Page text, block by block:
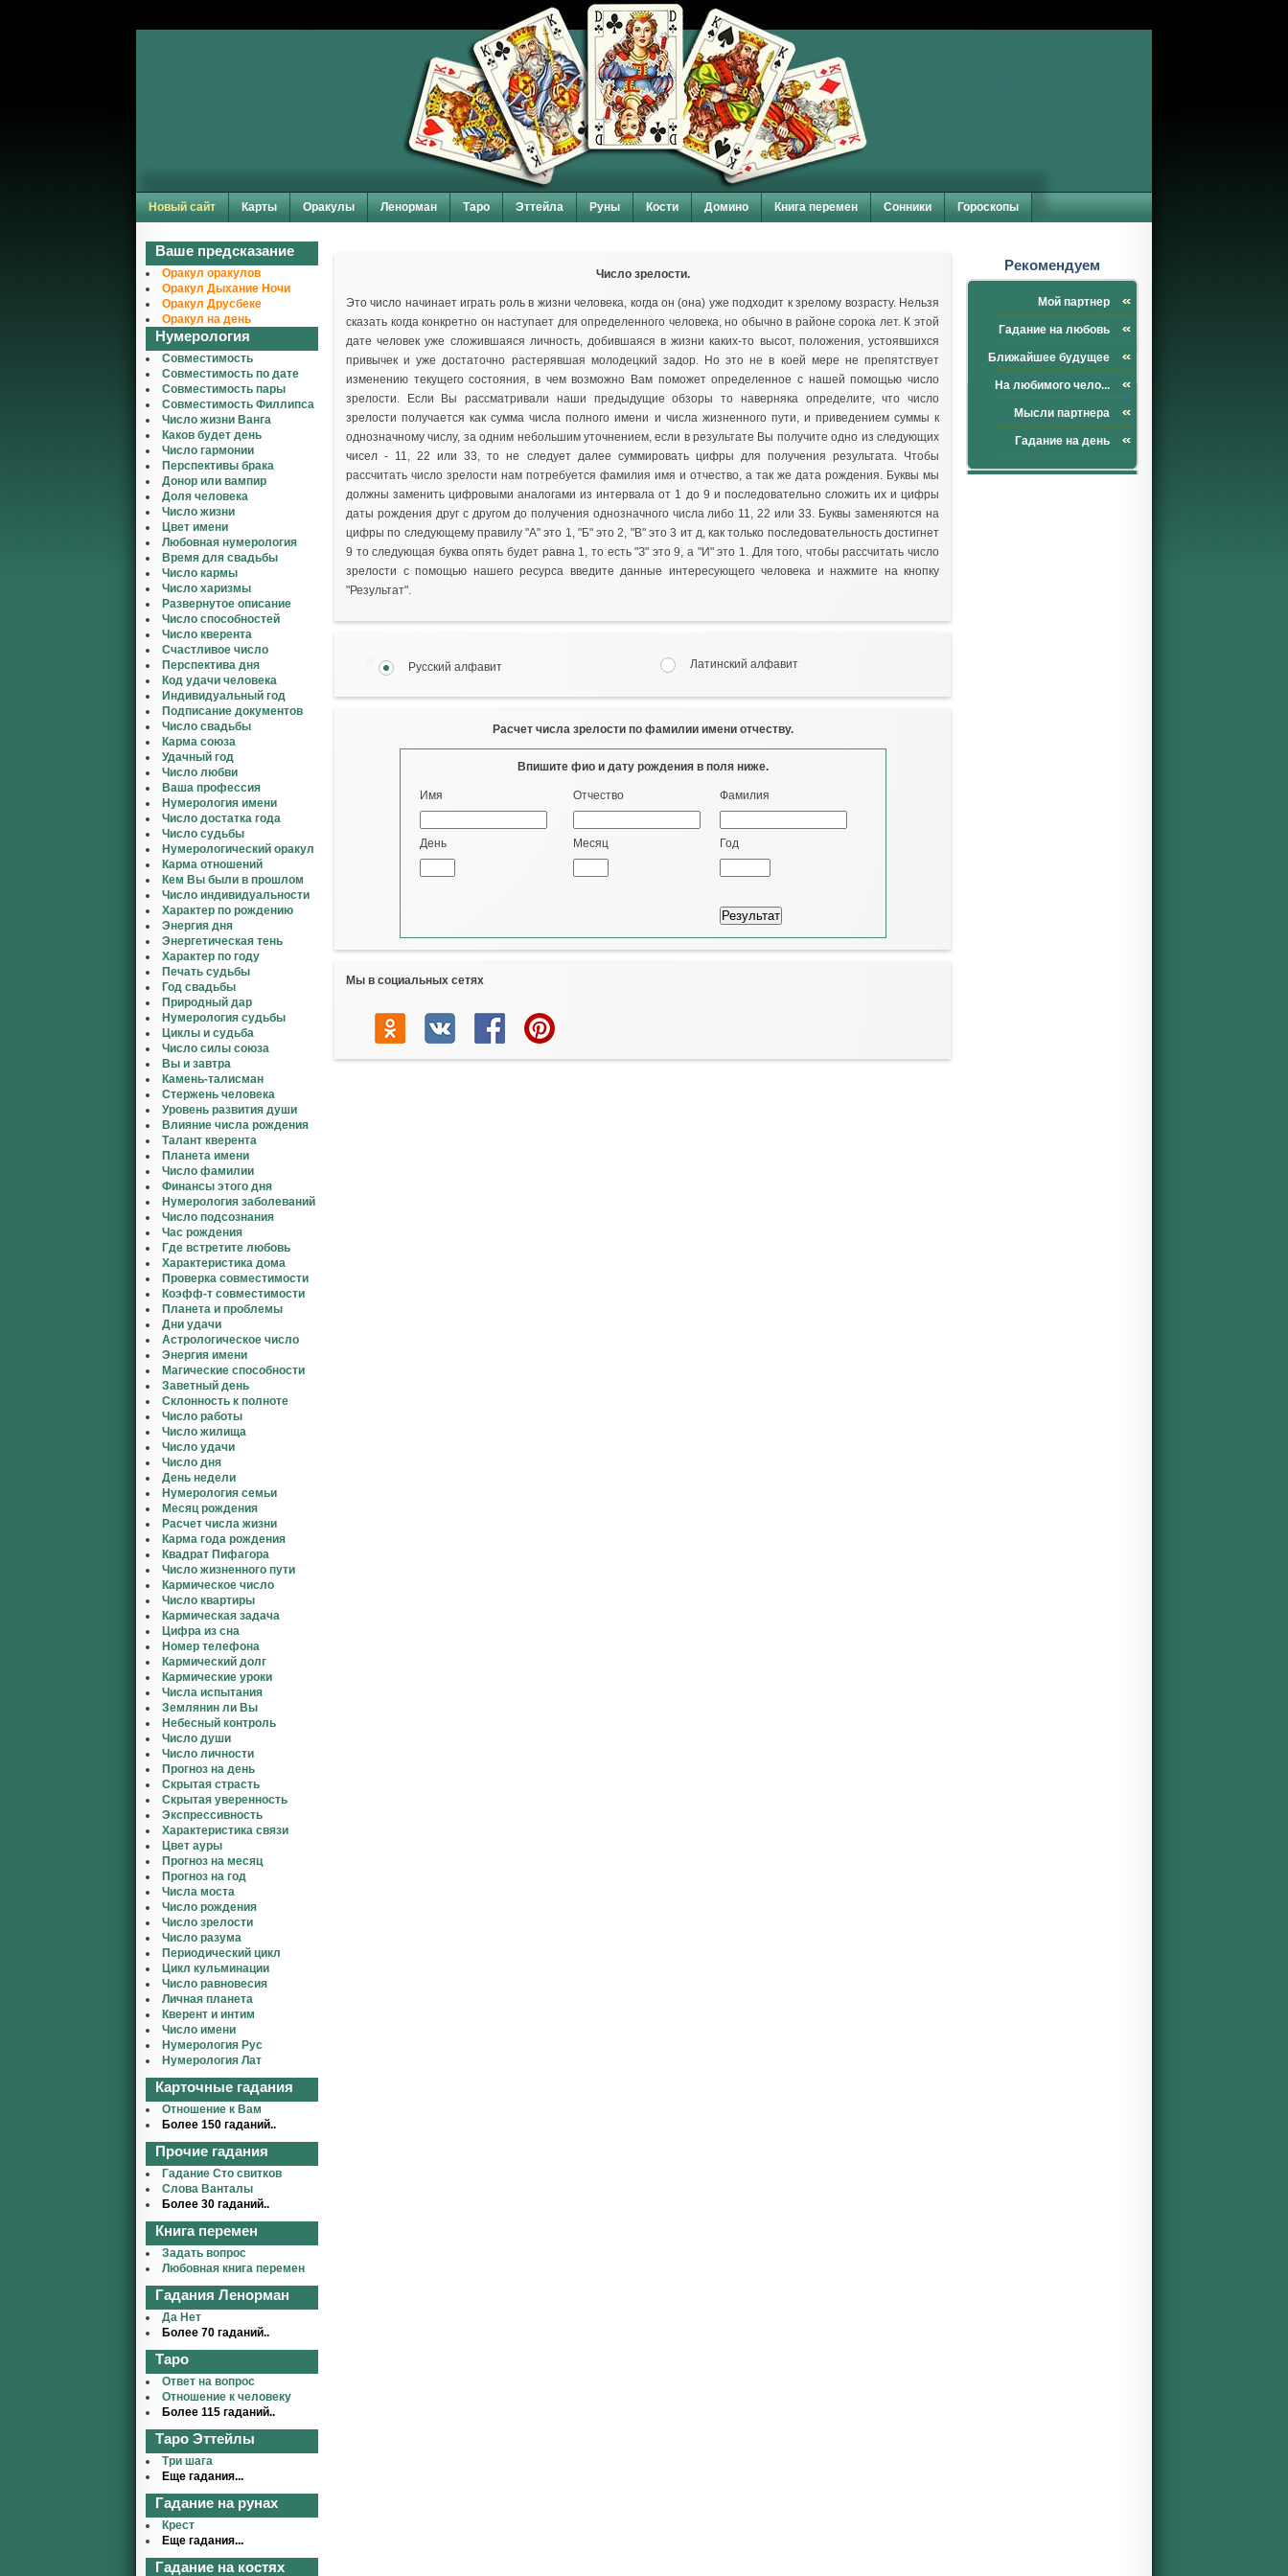
Новый сайт Карты Оракулы Ленорман Таро Эттейла Руны Кости Домино Книга перемен Сонники Гороскопы
Число зрелости.
Это число начинает играть роль в жизни человека, когда он (она) уже подходит к зрелому возрасту. Нельзя
сказать когда конкретно он наступает для определенного человека, но обычно в районе сорока лет. К этой
дате человек уже сложившаяся личность, добившаяся в жизни каких-то высот, положения, устоявшихся
привычек и уже достаточно растерявшая молодецкий задор. Но это не в коей мере не препятствует
изменению текущего состояния, в чем возможно Вам поможет определенное с нашей помощью число
зрелости. Если Вы рассматривали наши предыдущие обзоры то наверняка определите, что число
зрелости получается как сумма числа полного имени и числа жизненного пути, и приведением суммы к
однозначному числу, за одним небольшим уточнением, если в результате Вы получите одно из следующих
чисел - 11, 22 или 33, то не следует далее суммировать цифры для получения результата. Чтобы
рассчитать число зрелости нам потребуется фамилия имя и отчество, а так же дата рождения. Буквы мы
должны заменить цифровыми аналогами из интервала от 1 до 9 и последовательно сложить их и цифры
даты рождения друг с другом до получения однозначного числа либо 11, 22 или 33. Буквы заменяются на
цифры по следующему правилу "А" это 1, "Б" это 2, "В" это 3 ит д, как только последовательность достигнет
9 то следующая буква опять будет равна 1, то есть "З" это 9, а "И" это 1. Для того, чтобы рассчитать число
зрелости с помощью нашего ресурса введите данные интересующего человека и нажмите на кнопку
"Результат".
Русский алфавит Латинский алфавит
Расчет числа зрелости по фамилии имени отчеству.
Впишите фио и дату рождения в поля ниже.
Имя Отчество Фамилия
День Месяц Год
Мы в социальных сетях
Ваше предсказание
Оракул оракулов
Оракул Дыхание Ночи
Оракул Друсбеке
Оракул на день
Нумерология
Совместимость
Совместимость по дате
Совместимость пары
Совместимость Филлипса
Число жизни Ванга
Каков будет день
Число гармонии
Перспективы брака
Донор или вампир
Доля человека
Число жизни
Цвет имени
Любовная нумерология
Время для свадьбы
Число кармы
Число харизмы
Развернутое описание
Число способностей
Число кверента
Счастливое число
Перспектива дня
Код удачи человека
Индивидуальный год
Подписание документов
Число свадьбы
Карма союза
Удачный год
Число любви
Ваша профессия
Нумерология имени
Число достатка года
Число судьбы
Нумерологический оракул
Карма отношений
Кем Вы были в прошлом
Число индивидуальности
Характер по рождению
Энергия дня
Энергетическая тень
Характер по году
Печать судьбы
Год свадьбы
Природный дар
Нумерология судьбы
Циклы и судьба
Число силы союза
Вы и завтра
Камень-талисман
Стержень человека
Уровень развития души
Влияние числа рождения
Талант кверента
Планета имени
Число фамилии
Финансы этого дня
Нумерология заболеваний
Число подсознания
Час рождения
Где встретите любовь
Характеристика дома
Проверка совместимости
Коэфф-т совместимости
Планета и проблемы
Дни удачи
Астрологическое число
Энергия имени
Магические способности
Заветный день
Склонность к полноте
Число работы
Число жилища
Число удачи
Число дня
День недели
Нумерология семьи
Месяц рождения
Расчет числа жизни
Карма года рождения
Квадрат Пифагора
Число жизненного пути
Кармическое число
Число квартиры
Кармическая задача
Цифра из сна
Номер телефона
Кармический долг
Кармические уроки
Числа испытания
Землянин ли Вы
Небесный контроль
Число души
Число личности
Прогноз на день
Скрытая страсть
Скрытая уверенность
Экспрессивность
Характеристика связи
Цвет ауры
Прогноз на месяц
Прогноз на год
Числа моста
Число рождения
Число зрелости
Число разума
Периодический цикл
Цикл кульминации
Число равновесия
Личная планета
Кверент и интим
Число имени
Нумерология Рус
Нумерология Лат
Карточные гадания
Отношение к Вам
Более 150 гаданий..
Прочие гадания
Гадание Сто свитков
Слова Ванталы
Более 30 гаданий..
Книга перемен
Задать вопрос
Любовная книга перемен
Гадания Ленорман
Да Нет
Более 70 гаданий..
Таро
Ответ на вопрос
Отношение к человеку
Более 115 гаданий..
Таро Эттейлы
Три шага
Еще гадания...
Гадание на рунах
Крест
Еще гадания...
Гадание на костях
Рекомендуем
Мой партнер
Гадание на любовь
Ближайшее будущее
На любимого чело...
Мысли партнера
Гадание на день